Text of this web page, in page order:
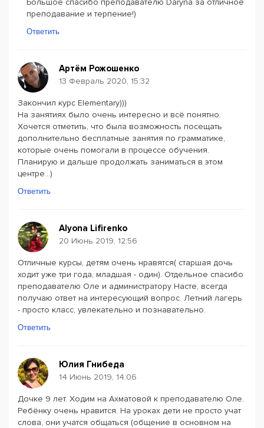
Большое спасибо преподавателю Daryna за отличное
преподавание и терпение!)
Ответить
Артём Рожошенко
13 Февраль 2020, 15:32
Закончил курс Elementary)))
На занятиях было очень интересно и всё понятно.
Хочется отметить, что была возможность посещать
дополнительно бесплатные занятия по грамматике,
которые очень помогали в процессе обучения.
Планирую и дальше продолжать заниматься в этом
центре...)
Ответить
Alyona Lifirenko
20 Июнь 2019, 12:56
Отличные курсы, детям очень нравятся( старшая дочь
ходит уже три года, младшая - один). Отдельное спасибо
преподавателю Оле и администратору Насте, всегда
получаю ответ на интересующий вопрос. Летний лагерь
- просто класс, увлекательно и познавательно.
Ответить
Юлия Гнибеда
14 Июнь 2019, 14:06
Дочке 9 лет. Ходим на Ахматовой к преподавателю Оле.
Ребёнку очень нравится. На уроках дети не просто учат
слова, они учатся общаться (общение в основном на